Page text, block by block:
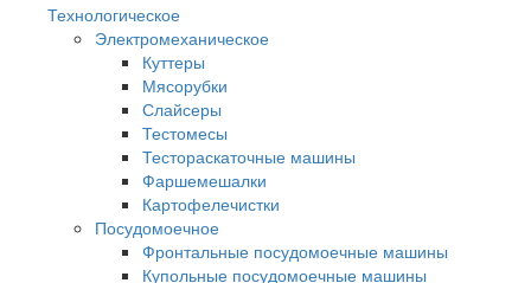
Технологическое
Электромеханическое
Куттеры
Мясорубки
Слайсеры
Тестомесы
Тестораскаточные машины
Фаршемешалки
Картофелечистки
Посудомоечное
Фронтальные посудомоечные машины
Купольные посудомоечные машины